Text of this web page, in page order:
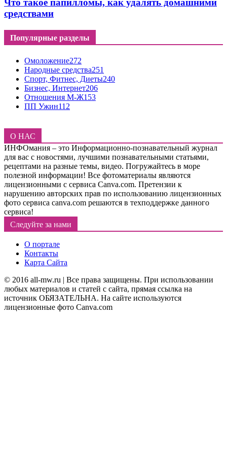
Что такое папилломы, как удалять домашними
средствами
Популярные разделы
Омоложение272
Народные средства251
Спорт, Фитнес, Диеты240
Бизнес, Интернет206
Отношения М-Ж153
ПП Ужин112
О НАС
ИНФОмания – это Информационно-познавательный журнал
для вас с новостями, лучшими познавательными статьями,
рецептами на разные темы, видео. Погружайтесь в море
полезной информации! Все фотоматериалы являются
лицензионными с сервиса Canva.com. Претензии к
нарушению авторских прав по использованию лицензионных
фото сервиса canva.com решаются в техподдержке данного
сервиса!
Следуйте за нами
О портале
Контакты
Карта Сайта
© 2016 all-mw.ru | Все права защищены. При использовании
любых материалов и статей с сайта, прямая ссылка на
источник ОБЯЗАТЕЛЬНА. На сайте используются
лицензионные фото Canva.com